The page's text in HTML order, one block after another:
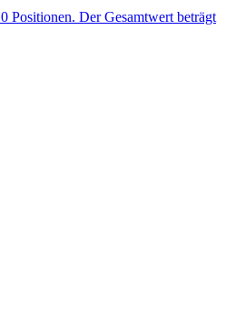
Positionen. Der Gesamtwert beträgt